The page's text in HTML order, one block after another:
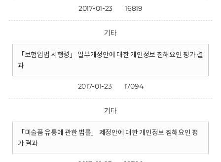
2017-01-23 16819
기타
「보험업법 시행령」 일부개정안에 대한 개인정보 침해요인 평가 결
과
2017-01-23 17094
기타
「미술품 유통에 관한 법률」 제정안에 대한 개인정보 침해요인 평
가 결과